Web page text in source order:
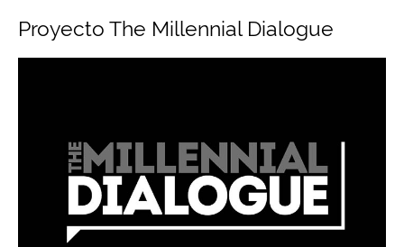
Proyecto The Millennial Dialogue